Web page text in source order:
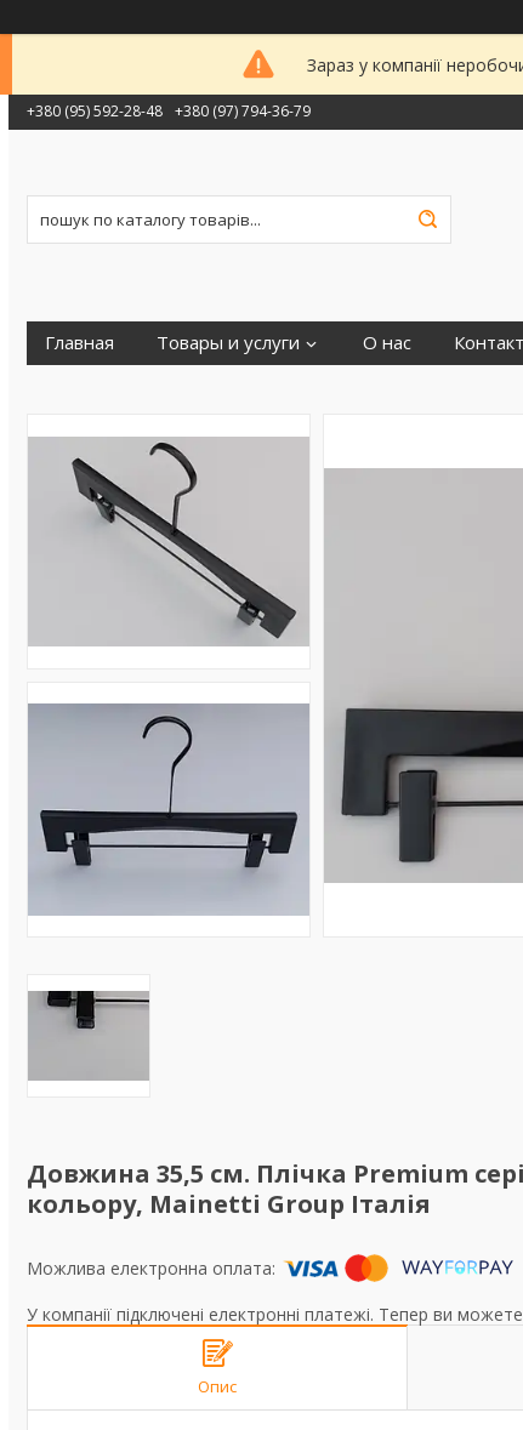
Зараз у компанії
+380 (95) 592-28-48 +380 (97) 794-36-79
Главная Товары и услуги О нас
Довжина 35,5 см. Плічка Premium
кольору, Mainetti Group Італія
У компанії підключені електронні платежі. Тепер ви
Опис